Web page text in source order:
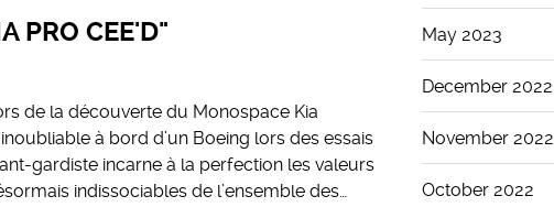
PRO CEE'D"
de la découverte du Monospace Kia
à bord d’un Boeing lors des essais
gardiste incarne à la perfection les valeurs
indissociables de l’ensemble des…
May 2023
December 2022
November 2022
October 2022